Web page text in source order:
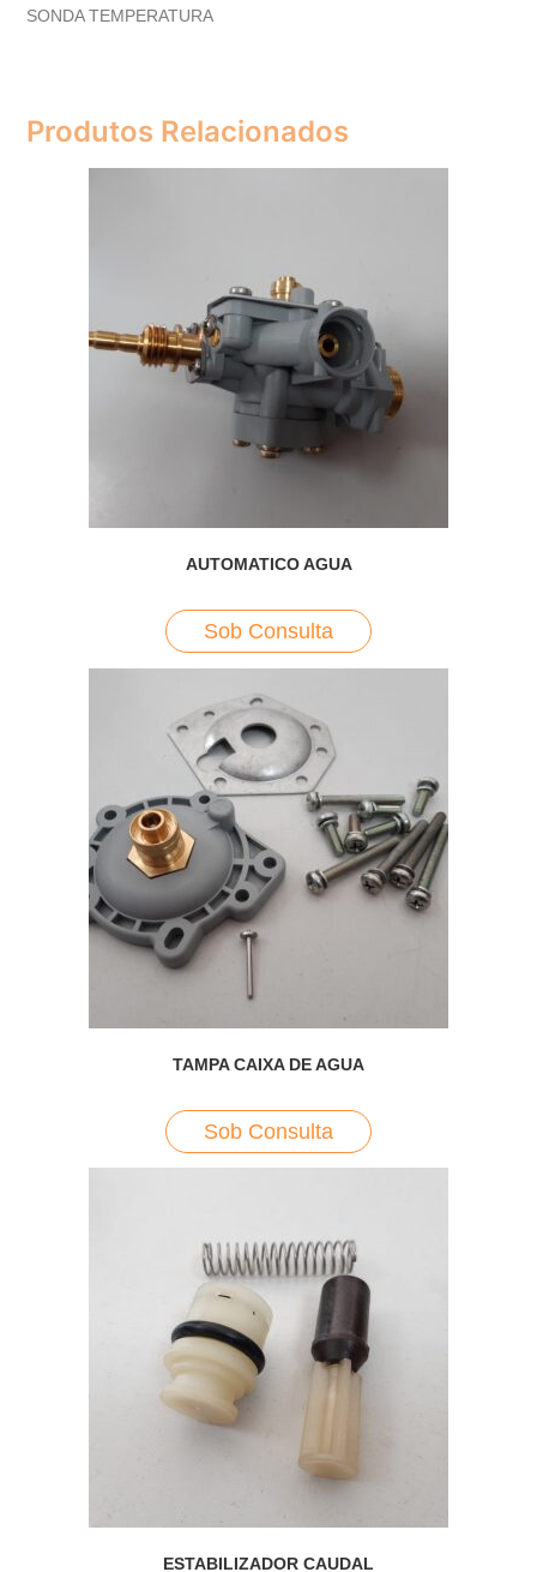
SONDA TEMPERATURA
Produtos Relacionados
AUTOMATICO AGUA
Sob Consulta
TAMPA CAIXA DE AGUA
Sob Consulta
ESTABILIZADOR CAUDAL